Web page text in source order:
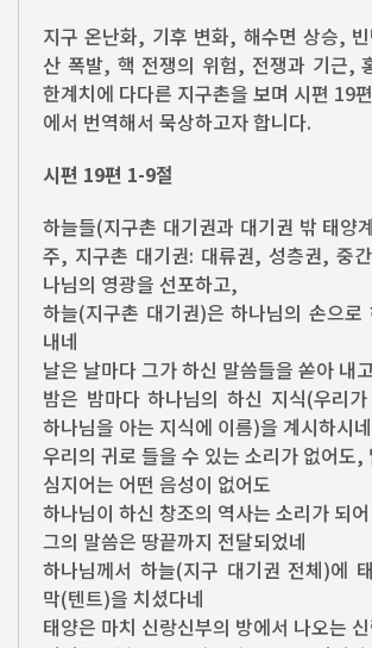
지구 온난화, 기후 변화, 해수면 상승,
산 폭발, 핵 전쟁의 위험, 전쟁과 기근,
한계치에 다다른 지구촌을 보며 시편 19
에서 번역해서 묵상하고자 합니다.
시편 19편 1-9절
하늘들(지구촌 대기권과 대기권 밖 태양
주, 지구촌 대기권: 대류권, 성층권, 중
나님의 영광을 선포하고,
하늘(지구촌 대기권)은 하나님의 손으로
내네
날은 날마다 그가 하신 말씀들을 쏟아 내
밤은 밤마다 하나님의 하신 지식(우리
하나님을 아는 지식에 이름)을 계시하시네
우리의 귀로 들을 수 있는 소리가 없어도,
심지어는 어떤 음성이 없어도
하나님이 하신 창조의 역사는 소리가 되
그의 말씀은 땅끝까지 전달되었네
하나님께서 하늘(지구 대기권 전체)에
막(텐트)을 치셨다네
태양은 마치 신랑신부의 방에서 나오는